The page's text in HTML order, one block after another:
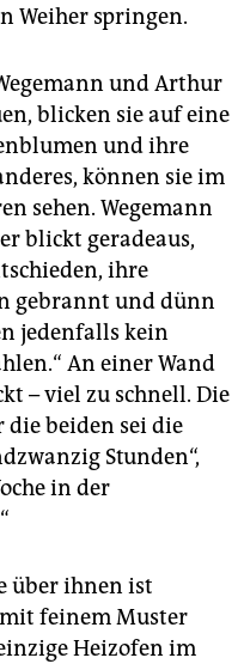
Weiher springen.
und Arthur
blicken sie auf eine
und ihre
können sie im
sehen. Wegemann
blickt geradeaus,
ihre
gebrannt und dünn
jedenfalls kein
An einer Wand
– viel zu schnell. Die
beiden sei die
Stunden“,
in der
über ihnen ist
feinem Muster
Heizofen im